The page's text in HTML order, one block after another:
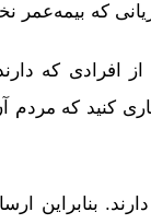
که
افرادی که
کنید که
بنابراین